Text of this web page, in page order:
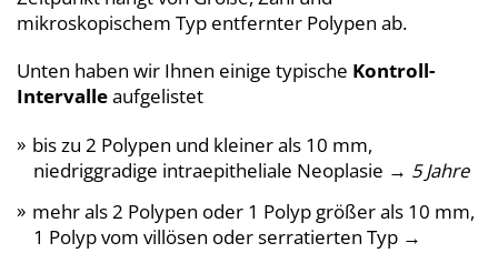
mikroskopischem Typ entfernter Polypen ab.
Unten haben wir Ihnen einige typische Kontroll-
Intervalleaufgelistet
bis zu 2 Polypen und kleiner als 10 mm,
niedriggradige intraepitheliale Neoplasie → 5 Jahre
mehr als 2 Polypen oder 1 Polyp größer als 10 mm,
1 Polyp vom villösen oder serratierten Typ →